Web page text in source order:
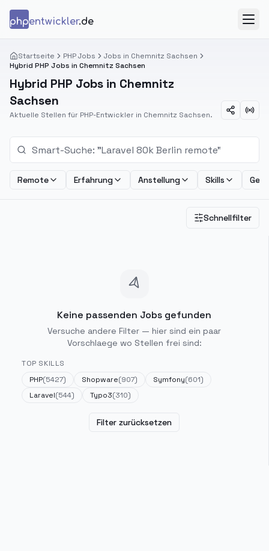
phpentwickler.de
Startseite PHP Jobs
Jobs in Chemnitz Sachsen
Hybrid PHP Jobs in Chemnitz Sachsen
Hybrid PHP Jobs in Chemnitz
Sachsen
Aktuelle Stellen für PHP-Entwickler in Chemnitz Sachsen.
Remote Erfahrung Anstellung Skills
Schnellfilter
Keine passenden Jobs gefunden
Versuche andere Filter — hier sind ein paar
Vorschlaege wo Stellen frei sind:
TOP SKILLS
PHP(5427) Shopware(907) Symfony(601)
Laravel(544) Typo3(310)
Filter zurücksetzen